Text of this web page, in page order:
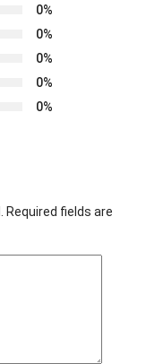
0%
0%
0%
0%
0%
Required fields are